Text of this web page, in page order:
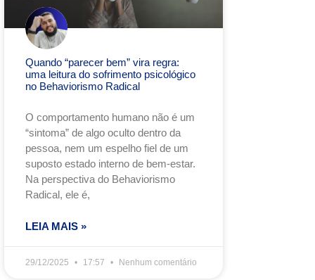
Quando “parecer bem” vira regra:
uma leitura do sofrimento psicológico
no Behaviorismo Radical
O comportamento humano não é um
“sintoma” de algo oculto dentro da
pessoa, nem um espelho fiel de um
suposto estado interno de bem-estar.
Na perspectiva do Behaviorismo
Radical, ele é,
LEIA MAIS »
29/12/2025 17:57 Nenhum comentário